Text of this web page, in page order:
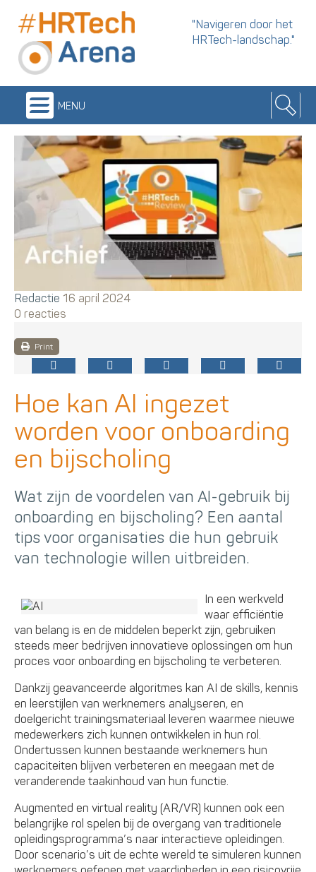
"Navigeren door het
HRTech-landschap."
menu
Redactie 16 april 2024
0 reacties
Print
Hoe kan AI ingezet
worden voor onboarding
en bijscholing
Wat zijn de voordelen van AI-gebruik bij
onboarding en bijscholing? Een aantal
tips voor organisaties die hun gebruik
van technologie willen uitbreiden.
In een werkveld
waar efficiëntie
van belang is en de middelen beperkt zijn, gebruiken
steeds meer bedrijven innovatieve oplossingen om hun
proces voor onboarding en bijscholing te verbeteren.
Dankzij geavanceerde algoritmes kan AI de skills, kennis
en leerstijlen van werknemers analyseren, en
doelgericht trainingsmateriaal leveren waarmee nieuwe
medewerkers zich kunnen ontwikkelen in hun rol.
Ondertussen kunnen bestaande werknemers hun
capaciteiten blijven verbeteren en meegaan met de
veranderende taakinhoud van hun functie.
Augmented en virtual reality (AR/VR) kunnen ook een
belangrijke rol spelen bij de overgang van traditionele
opleidingsprogramma’s naar interactieve opleidingen.
Door scenario’s uit de echte wereld te simuleren kunnen